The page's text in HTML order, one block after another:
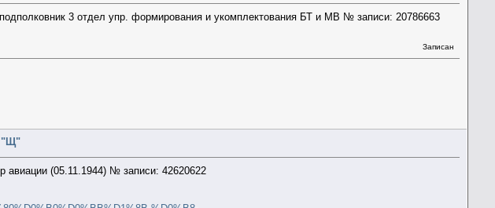
3 отдел упр. формирования и укомплектования БТ и МВ № записи: 20786663
Записан
"Щ"
авиации (05.11.1944) № записи: 42620622